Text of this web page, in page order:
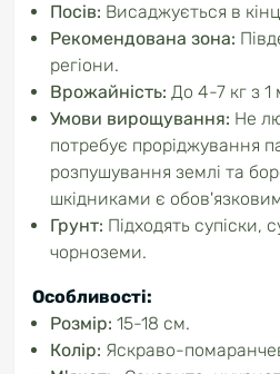
Посів: Висаджується в
Рекомендована зона:
регіони.
Врожайність: До 4-7 кг з 1
Умови вирощування: Не
потребує проріджування
розпушування землі та
шкідниками є
Грунт: Підходять супіски,
чорноземи.
Особливості:
Розмір: 15-18 см.
Колір: Яскраво-